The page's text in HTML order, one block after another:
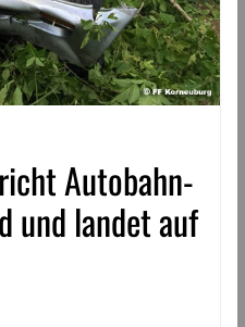
Autobahn-
und landet auf